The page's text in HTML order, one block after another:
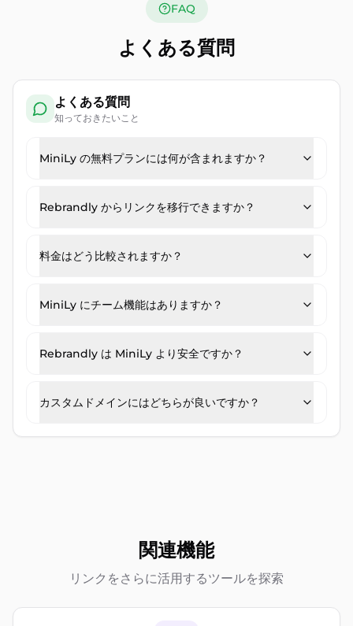
FAQ
よくある質問
よくある質問
知っておきたいこと
MiniLy の無料プランには何が含まれますか？
Rebrandly からリンクを移行できますか？
料金はどう比較されますか？
MiniLy にチーム機能はありますか？
Rebrandly は MiniLy より安全ですか？
カスタムドメインにはどちらが良いですか？
関連機能
リンクをさらに活用するツールを探索